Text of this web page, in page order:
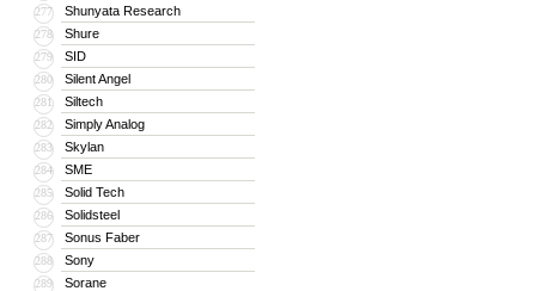
277 Shunyata Research
278 Shure
279 SID
280 Silent Angel
281 Siltech
282 Simply Analog
283 Skylan
284 SME
285 Solid Tech
286 Solidsteel
287 Sonus Faber
288 Sony
289 Sorane